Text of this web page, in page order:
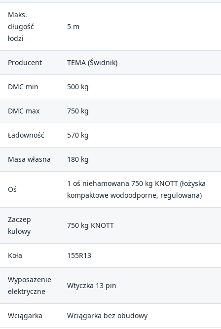
Maks.
długość
łodzi
5 m
Producent TEMA (Świdnik)
DMC min 500 kg
DMC max 750 kg
Ładowność 570 kg
Masa własna 180 kg
Oś
1 oś niehamowana 750 kg KNOTT (łożyska
kompaktowe wodoodporne, regulowana)
Zaczep
kulowy
750 kg KNOTT
Koła 155R13
Wyposażenie
elektryczne
Wtyczka 13 pin
Wciągarka Wciągarka bez obudowy